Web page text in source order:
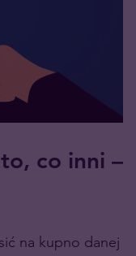
co inni –
na kupno danej